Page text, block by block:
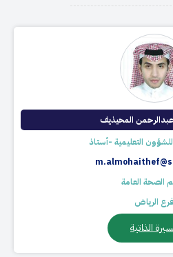
المحيذيف
التعليمية -أستاذ
الصحة العامة
فرع الرياض
الذاتية